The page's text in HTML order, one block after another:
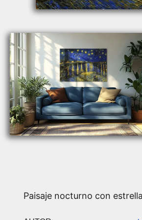
Paisaje nocturno con